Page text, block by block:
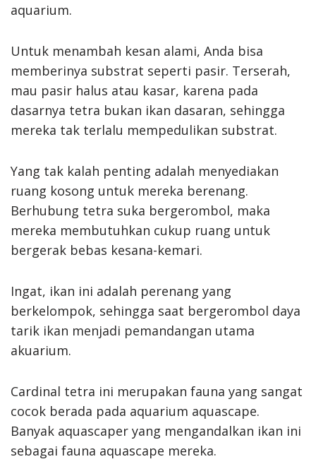
aquarium.
Untuk menambah kesan alami, Anda bisa
memberinya substrat seperti pasir. Terserah,
mau pasir halus atau kasar, karena pada
dasarnya tetra bukan ikan dasaran, sehingga
mereka tak terlalu mempedulikan substrat.
Yang tak kalah penting adalah menyediakan
ruang kosong untuk mereka berenang.
Berhubung tetra suka bergerombol, maka
mereka membutuhkan cukup ruang untuk
bergerak bebas kesana-kemari.
Ingat, ikan ini adalah perenang yang
berkelompok, sehingga saat bergerombol daya
tarik ikan menjadi pemandangan utama
akuarium.
Cardinal tetra ini merupakan fauna yang sangat
cocok berada pada aquarium aquascape.
Banyak aquascaper yang mengandalkan ikan ini
sebagai fauna aquascape mereka.